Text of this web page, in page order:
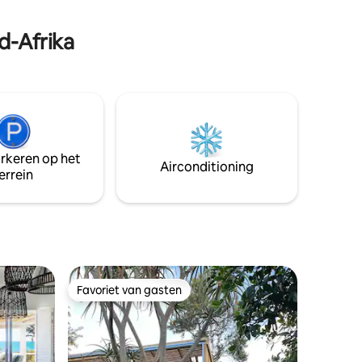
overdekte parkeerplaats. Absoluut geen
Afrika
op het
Airconditioning
Favoriet van gasten
Favoriet van gasten